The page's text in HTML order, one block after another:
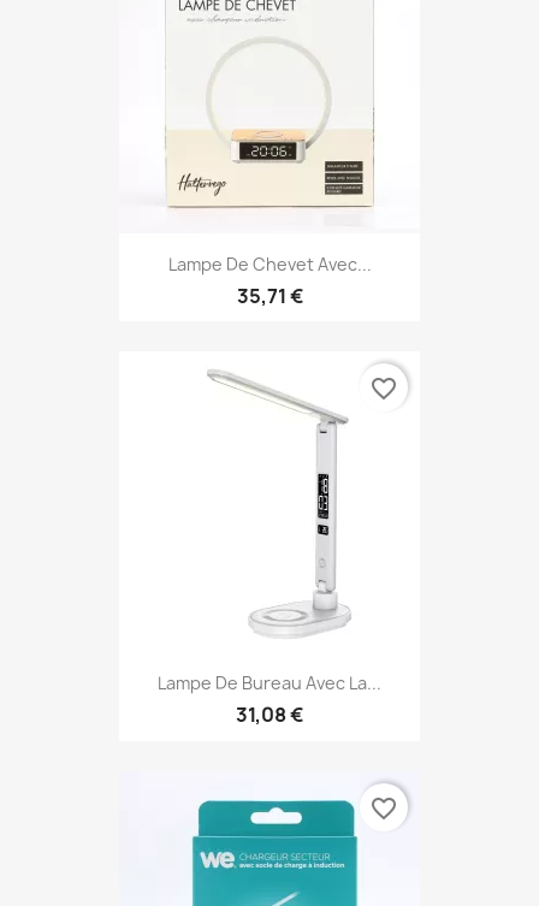
Lampe De Chevet Avec...
35,71 €
Lampe De Bureau Avec La...
31,08 €
favorite_border
favorite_border